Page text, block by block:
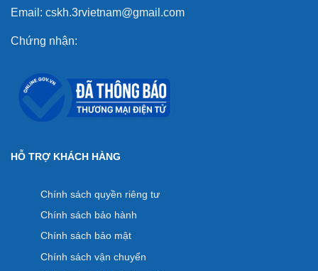
Email: cskh.3rvietnam@gmail.com
Chứng nhận:
HỖ TRỢ KHÁCH HÀNG
Chính sách quyền riêng tư
Chính sách bảo hành
Chính sách bảo mật
Chính sách vận chuyển